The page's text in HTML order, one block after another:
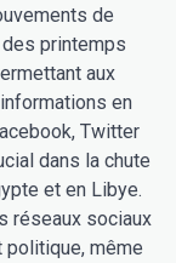
de
printemps
aux
en
Twitter
dans la chute
et en Libye.
réseaux sociaux
politique, même